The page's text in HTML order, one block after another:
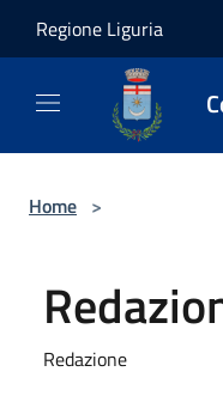
Regione Liguria
Home >
Redazione